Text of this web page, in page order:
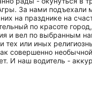
За нами подъехали
на празднике на
по красоте
и вел по выбранным
или иных
совершенно
И наш водитель -